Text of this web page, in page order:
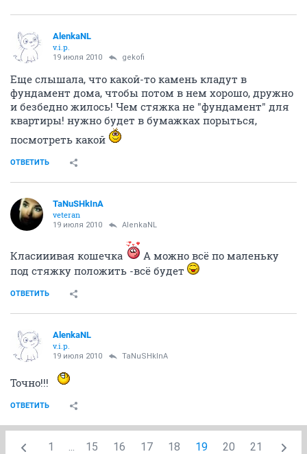
AlenkaNL
v.i.p.
19 июля 2010 gekofi
Еще слышала, что какой-то камень кладут в
фундамент дома, чтобы потом в нем хорошо, дружно
и безбедно жилось! Чем стяжка не "фундамент" для
квартиры! нужно будет в бумажках порыться,
посмотреть какой
ОТВЕТИТЬ
TaNuSHkInA
veteran
19 июля 2010 AlenkaNL
Класииивая кошечка
А можно всё по маленьку
под стяжку положить -всё будет
ОТВЕТИТЬ
AlenkaNL
v.i.p.
19 июля 2010 TaNuSHkInA
Точно!!!
ОТВЕТИТЬ
1 ... 15 16 17 18 19 20 21